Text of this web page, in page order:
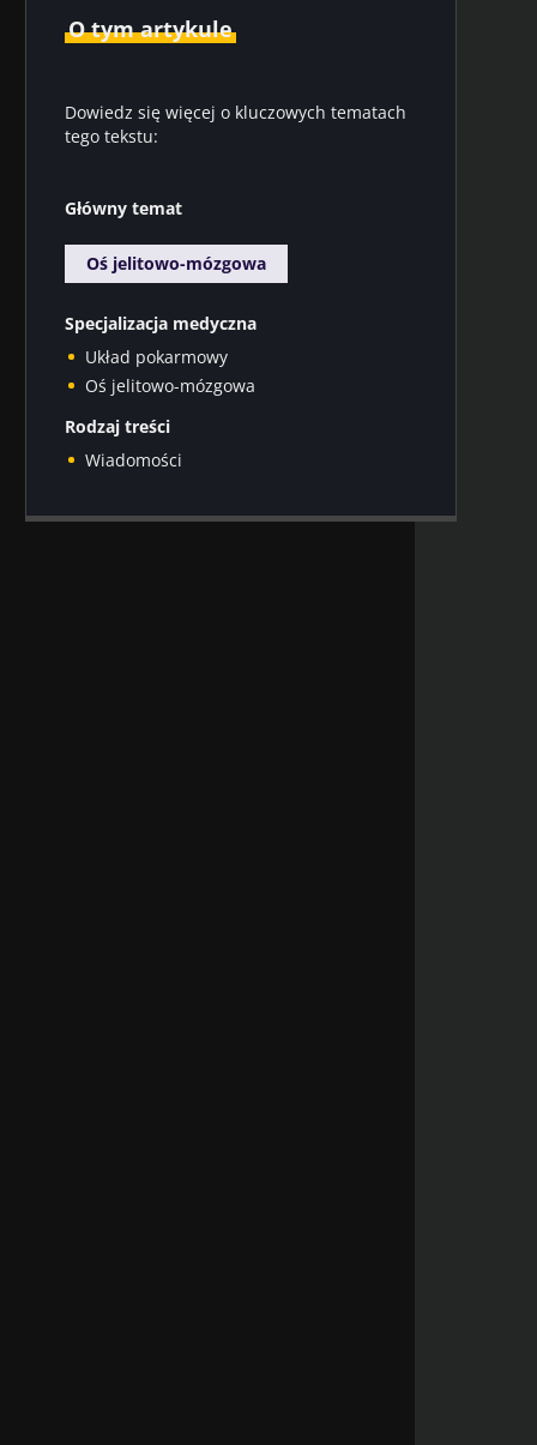
O tym artykule
Dowiedz się więcej o kluczowych tematach
tego tekstu:
Główny temat
Oś jelitowo-mózgowa
Specjalizacja medyczna
Układ pokarmowy
Oś jelitowo-mózgowa
Rodzaj treści
Wiadomości